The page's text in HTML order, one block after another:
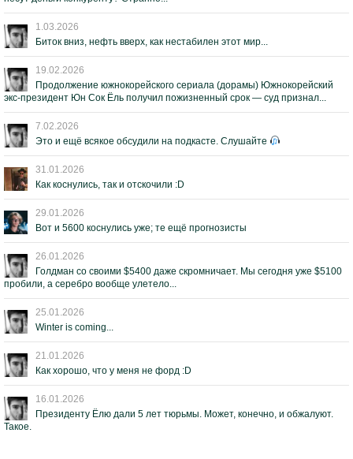
1.03.2026
Биток вниз, нефть вверх, как нестабилен этот мир...
19.02.2026
Продолжение южнокорейского сериала (дорамы) Южнокорейский
экс-президент Юн Сок Ёль получил пожизненный срок — суд признал...
7.02.2026
Это и ещё всякое обсудили на подкасте. Слушайте
31.01.2026
Как коснулись, так и отскочили :D
29.01.2026
Вот и 5600 коснулись уже; те ещё прогнозисты
26.01.2026
Голдман со своими $5400 даже скромничает. Мы сегодня уже $5100
пробили, а серебро вообще улетело...
25.01.2026
Winter is coming...
21.01.2026
Как хорошо, что у меня не форд :D
16.01.2026
Президенту Ёлю дали 5 лет тюрьмы. Может, конечно, и обжалуют.
Такое.